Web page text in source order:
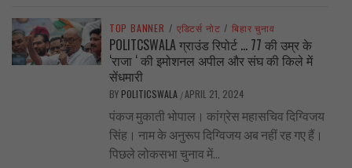
TOP BANNER / एडिटर्स नोट / बिहार चुनाव
POLITCSWALA ग्राउंड रिपोर्ट … 77 की उम्र के
‘राजा ‘ की इमोशनल अपील और संघ की किले में
सेंधमारी
BY POLITICSWALA /APRIL 21, 2024
पंकज मुकाती भोपाल। कांग्रेस महासचिव दिग्विजय
सिंह। नाम के अनुरूप दिग्विजय अब नहीं रह गए हैं।
पिछले लोकसभा चुनाव में...